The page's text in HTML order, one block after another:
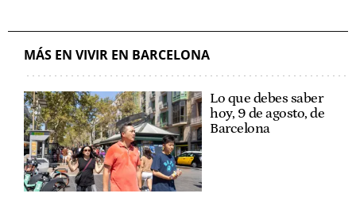
MÁS EN VIVIR EN BARCELONA
Lo que debes saber
hoy, 9 de agosto, de
Barcelona